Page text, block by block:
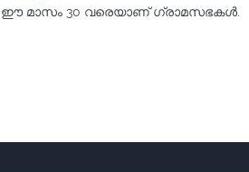
ഈ മാസം 30 വരെയാണ് ഗ്രാമസഭകൾ.